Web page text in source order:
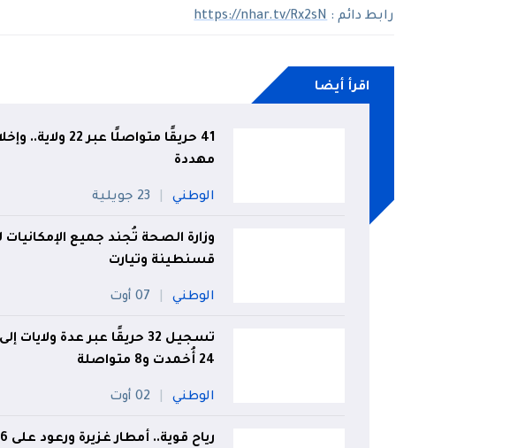
رابط دائم :https://nhar.tv/Rx2sN
اقرأ أيضا
41 حريقًا متواصلًا
مهددة
الوطني 23 جويلية
وزارة الصحة تُجند جميع
قسنطينة وتيارت
الوطني 07 أوت
تسجيل 32 حريقًا عبر عدة
24 أُخمدت و8 متواصلة
الوطني 02 أوت
رياح قوية.. أمطار غزيرة ورعود على 16 ولاية اليوم!